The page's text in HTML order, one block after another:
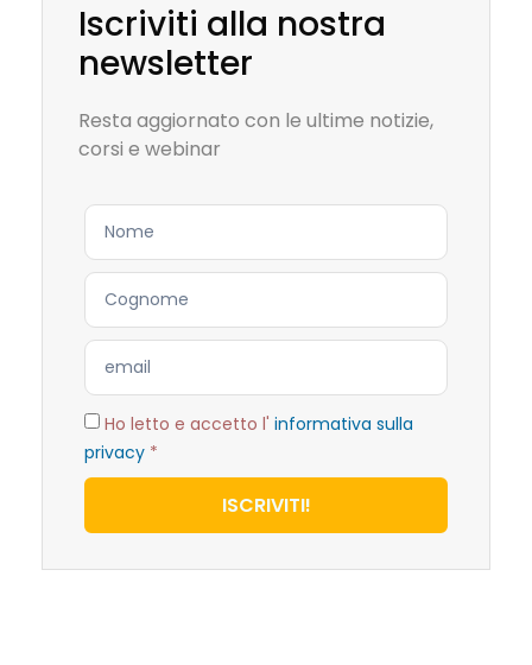
Iscriviti alla nostra
newsletter
Resta aggiornato con le ultime notizie,
corsi e webinar
Ho letto e accetto l' informativa sulla
privacy *
ISCRIVITI!